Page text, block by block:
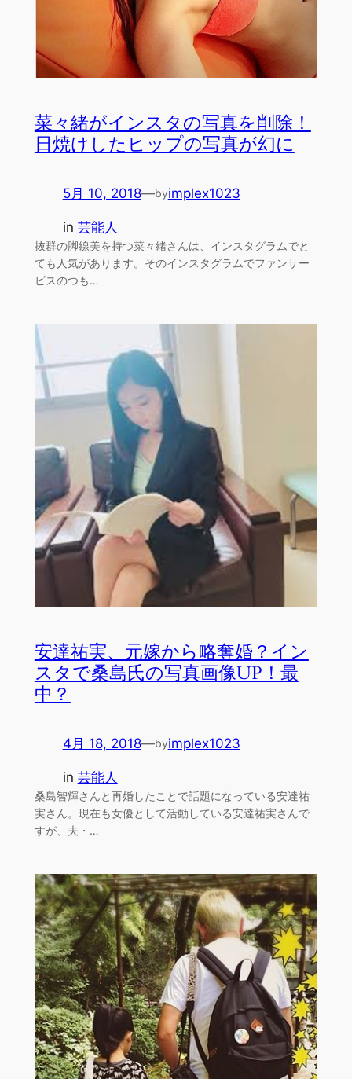
菜々緒がインスタの写真を削除！
日焼けしたヒップの写真が幻に
5月 10, 2018—byimplex1023
in 芸能人
抜群の脚線美を持つ菜々緒さんは、インスタグラムでと
ても人気があります。そのインスタグラムでファンサー
ビスのつも…
安達祐実、元嫁から略奪婚？イン
スタで桑島氏の写真画像UP！最
中？
4月 18, 2018—byimplex1023
in 芸能人
桑島智輝さんと再婚したことで話題になっている安達祐
実さん。現在も女優として活動している安達祐実さんで
すが、夫・…